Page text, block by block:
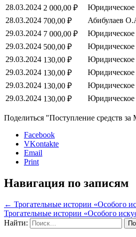
28.03.2024 2 000,00 ₽
28.03.2024 700,00 ₽
Абибулаев
29.03.2024 7 000,00 ₽
29.03.2024 500,00 ₽
29.03.2024 130,00 ₽
29.03.2024 130,00 ₽
29.03.2024 130,00 ₽
29.03.2024 130,00 ₽
Поделиться "Поступление средств за
Facebook
VKontakte
Email
Print
Навигация по записям
← Трогательные истории «Особого
Трогательные истории «Особого
Найти: